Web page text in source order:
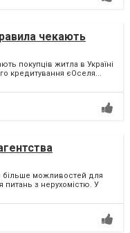
чекають
покупців житла в Україні
кредитування єОселя...
більше можливостей для
питань з нерухомістю. У